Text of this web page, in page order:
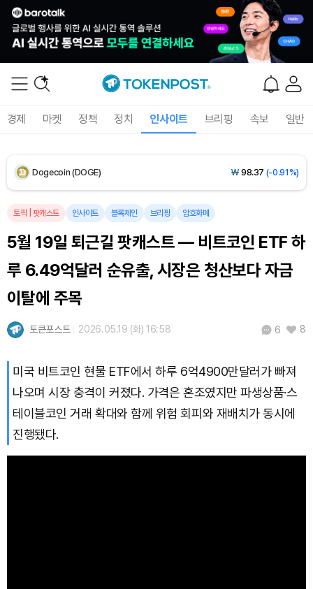
경제 마켓 정책 정치 인사이트 브리핑 속보 일반
Solana (SOL) ₩104,457(-0.46%)
Bitcoin (BTC) 91,861,395(+0.82%)
토픽 팟캐스트 인사이트 블록체인 브리핑 암호화폐
5월 19일 퇴근길 팟캐스트 — 비트코인 ETF 하
루 6.49억달러 순유출, 시장은 청산보다 자금
이탈에 주목
토큰포스트 2026.05.19 (화) 16:58 6 8
미국 비트코인 현물 ETF에서 하루 6억4900만달러가 빠져
나오며 시장 충격이 커졌다. 가격은 혼조였지만 파생상품·스
테이블코인 거래 확대와 함께 위험 회피와 재배치가 동시에
진행됐다.